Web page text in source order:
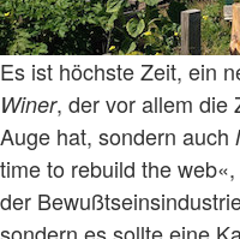
Es ist höchste Zeit, ein
Winer, der vor allem die
Auge hat, sondern auch
time to rebuild the
der